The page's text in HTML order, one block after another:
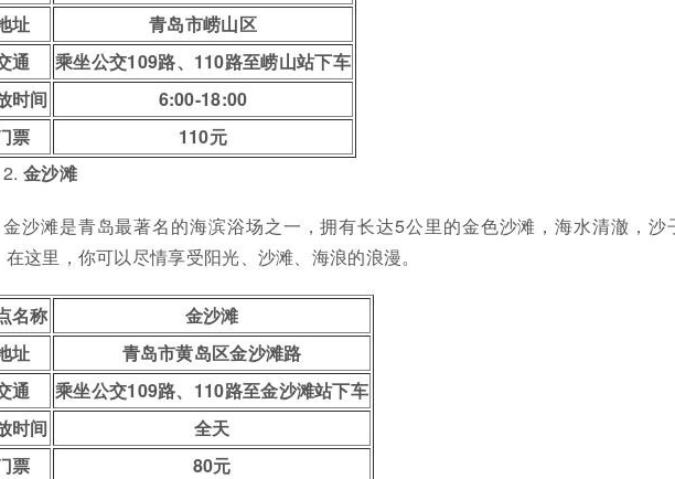
址
青岛市崂山区
通
乘坐公交109路、110路至崂山站下车
时间
6:00-18:00
票
110元
2. 金沙滩
金沙滩是青岛最著名的海滨浴场之一，拥有长达5公里的金色沙滩，海水清澈，沙
在这里，你可以尽情享受阳光、沙滩、海浪的浪漫。
名称
金沙滩
址
青岛市黄岛区金沙滩路
通
乘坐公交109路、110路至金沙滩站下车
时间
全天
票
80元